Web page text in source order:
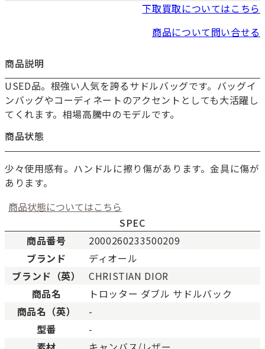
下取買取についてはこちら
商品について問い合せる
商品説明
USED品。根強い人気を誇るサドルバッグです。バッグイ
ンバッグやコーディネートのアクセントとしても大活躍し
てくれます。相場高騰中のモデルです。
商品状態
少々使用感有。ハンドルに擦り傷があります。金具に傷が
あります。
商品状態についてはこちら
未使用
展示品などの未使用品。
SAランク
未使用同様品。数回使用
SPEC
商品番号
2000260233500209
ブランド
ディオール
ブランド（英）
CHRISTIAN DIOR
商品名
トロッター ダブル サドルバック
商品名（英）
-
型番
-